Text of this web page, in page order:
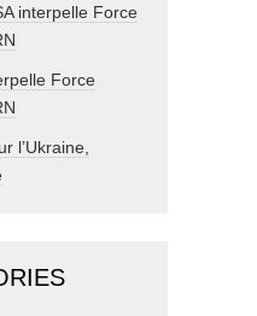
interpelle Force
Force
l’Ukraine,